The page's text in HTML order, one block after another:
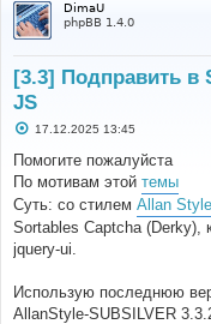
DimaU
phpBB 1.4.0
[3.3] Подправить в
JS
С
о
б
щ
н
и
17.12.2025 13:45
Помогите пожалуйста
По мотивам этой темы
Суть: со стилем Allan
Sortables Captcha (Derky),
jquery-ui.
Использую последнюю
AllanStyle-SUBSILVER